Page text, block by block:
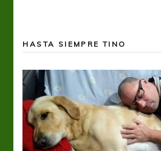
HASTA SIEMPRE TINO